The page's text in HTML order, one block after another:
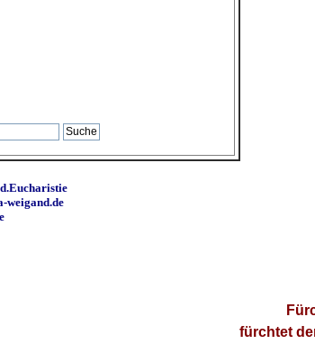
weigand.de
fürchtet